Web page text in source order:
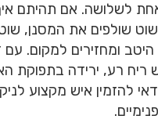
לשלושה. אם תהיתם
שולפים את המסנן,
היטב ומחזירים למקום.
רע, ירידה בתפוקת
להזמין איש מקצוע